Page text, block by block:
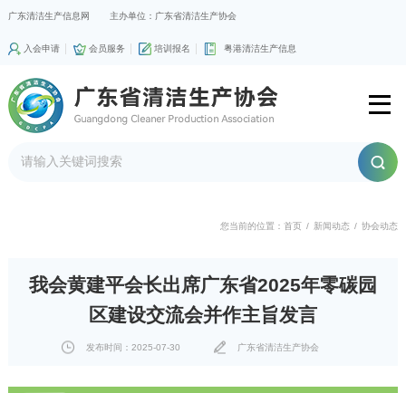
广东清洁生产信息网 主办单位：广东省清洁生产协会
入会申请 会员服务 培训报名 粤港清洁生产信息
您当前的位置：首页 / 新闻动态 / 协会动态
我会黄建平会长出席广东省2025年零碳园
区建设交流会并作主旨发言
发布时间：2025-07-30 广东省清洁生产协会